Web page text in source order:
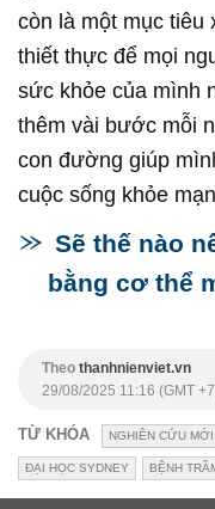
còn là một mục tiêu
thiết thực để mọi
sức khỏe của mình
thêm vài bước mỗi
con đường giúp
cuộc sống khỏe
Sẽ thế nào
bằng cơ thể
Theo thanhnienviet.vn
29/08/2025 11:16 (GMT
TỪ KHÓA NGHIÊN CỨU MỚI
ĐẠI HỌC SYDNEY BỆNH